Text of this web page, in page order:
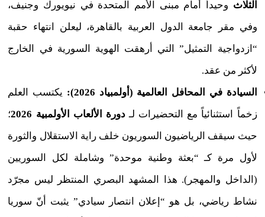
الثلاث وحيداً أمام مبنى الأمم المتحدة في نيويورك وجنيف،
وفي مقر جامعة الدول العربية بالقاهرة، ليعلن انتهاء حقبة
“ازدواجية التمثيل” التي أرهقت الهوية السورية في الخارج
لأكثر من عقد.
السيادة في المحافل العالمية (أولمبياد 2026):
يكتسب العلم
زخماً استثنائياً مع التحضيرات لـدورة الألعاب الأولمبية 2026
؛
حيث سيقف الرياضيون السوريون خلف راية الاستقلال والثورة
لأول مرة كـ “بعثة وطنية موحدة” وشاملة لكل السوريين
(الداخل والمهجر). هذا المشهد البصري المنتظر ليس مجرّد
نشاط رياضي، بل هو “إعلان انتصار سيادي” يثبت أنّ سوريا